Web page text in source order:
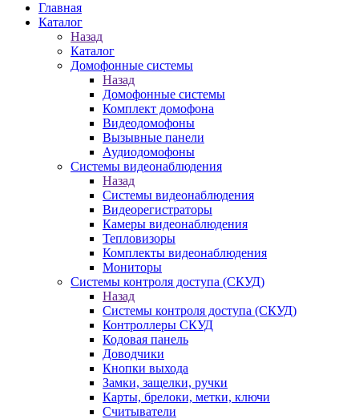
Главная
Каталог
Назад
Каталог
Домофонные системы
Назад
Домофонные системы
Комплект домофона
Видеодомофоны
Вызывные панели
Аудиодомофоны
Системы видеонаблюдения
Назад
Системы видеонаблюдения
Видеорегистраторы
Камеры видеонаблюдения
Тепловизоры
Комплекты видеонаблюдения
Мониторы
Системы контроля доступа (СКУД)
Назад
Системы контроля доступа (СКУД)
Контроллеры СКУД
Кодовая панель
Доводчики
Кнопки выхода
Замки, защелки, ручки
Карты, брелоки, метки, ключи
Считыватели